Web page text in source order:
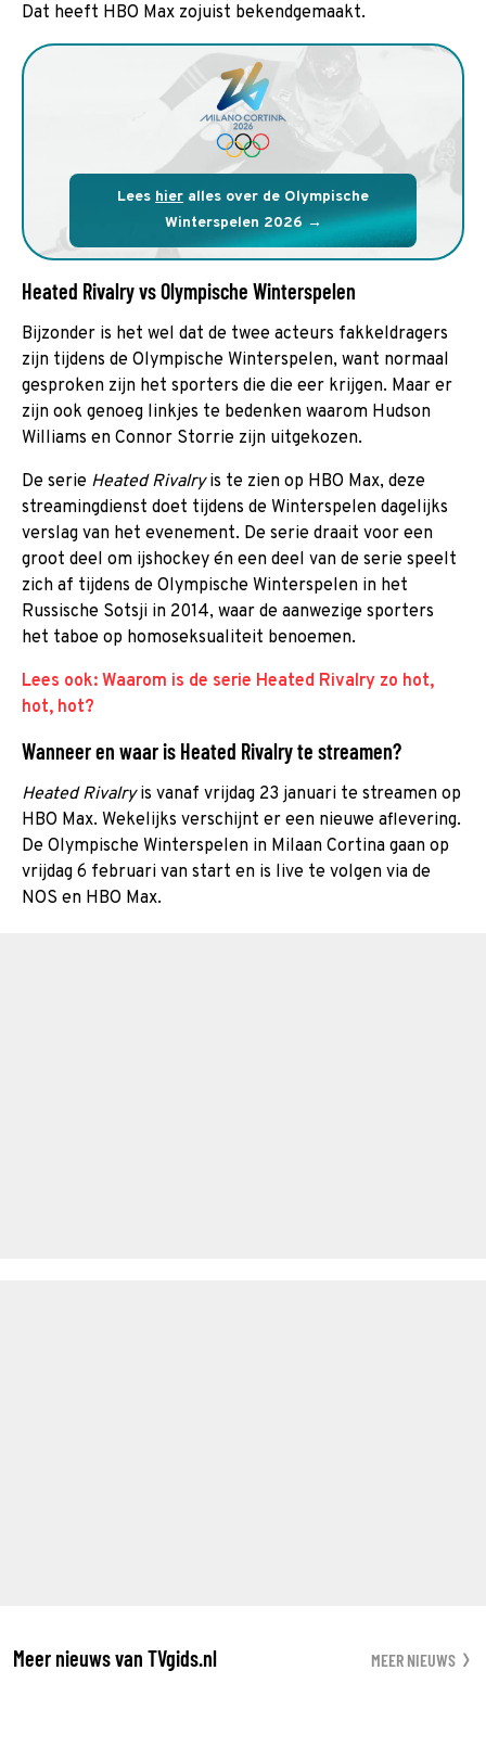
Dat heeft HBO Max zojuist bekendgemaakt.
Lees hier alles over de Olympische
Winterspelen 2026
Heated Rivalry vs Olympische Winterspelen
Bijzonder is het wel dat de twee acteurs fakkeldragers
zijn tijdens de Olympische Winterspelen, want normaal
gesproken zijn het sporters die die eer krijgen. Maar er
zijn ook genoeg linkjes te bedenken waarom Hudson
Williams en Connor Storrie zijn uitgekozen.
De serie Heated Rivalryis te zien op HBO Max, deze
streamingdienst doet tijdens de Winterspelen dagelijks
verslag van het evenement. De serie draait voor een
groot deel om ijshockey én een deel van de serie speelt
zich af tijdens de Olympische Winterspelen in het
Russische Sotsji in 2014, waar de aanwezige sporters
het taboe op homoseksualiteit benoemen.
Lees ook: Waarom is de serie Heated Rivalry zo hot,
hot, hot?
Wanneer en waar is Heated Rivalry te streamen?
Heated Rivalryis vanaf vrijdag 23 januari te streamen op
HBO Max. Wekelijks verschijnt er een nieuwe aflevering.
De Olympische Winterspelen in Milaan Cortina gaan op
vrijdag 6 februari van start en is live te volgen via de
NOS en HBO Max.
Meer nieuws van TVgids.nl MEER NIEUWS